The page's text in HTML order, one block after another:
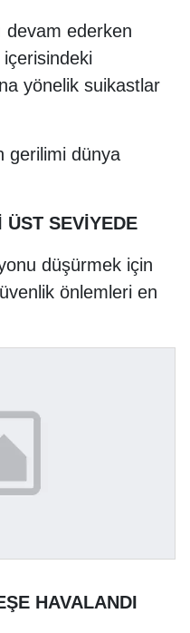
devam ederken
yönelik suikastlar
gerilimi dünya
SEVİYEDE
düşürmek için
önlemleri en
HAVALANDI